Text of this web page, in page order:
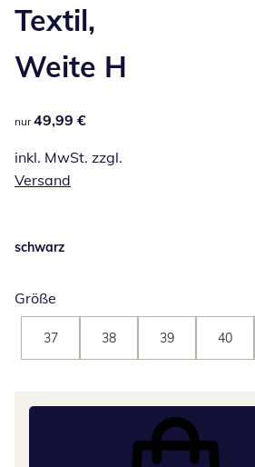
Textil,
Weite H
49,99 €
nur 49,99 €
inkl. MwSt. zzgl.
Versand
schwarz
Größe
37 38 39 40